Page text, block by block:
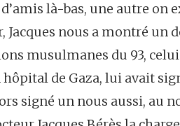
là-bas, une autre on
Jacques nous a montré un
musulmanes du 93,
de Gaza, lui avait
signé un nous aussi, au